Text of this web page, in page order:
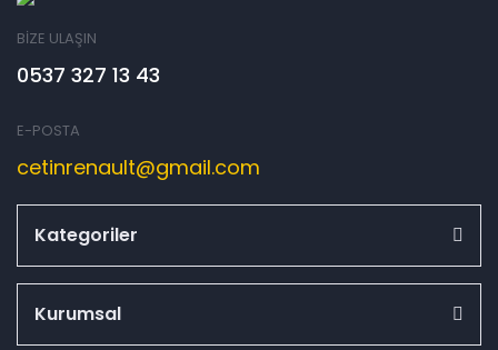
BİZE ULAŞIN
0537 327 13 43
E-POSTA
cetinrenault@gmail.com
Kategoriler
Kurumsal